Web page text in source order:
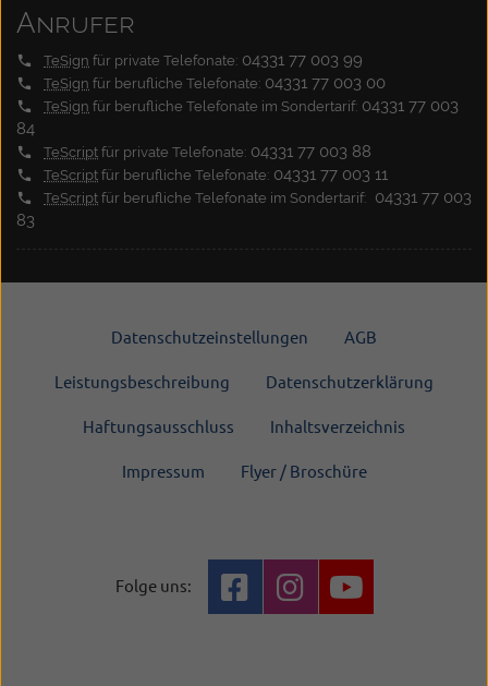
Anrufer
TeSign für private Telefonate: 04331 77 003 99
TeSign für berufliche Telefonate: 04331 77 003 00
TeSign für berufliche Telefonate im Sondertarif: 04331 77 003
84
TeScript für private Telefonate: 04331 77 003 88
TeScript für berufliche Telefonate: 04331 77 003 11
TeScript für berufliche Telefonate im Sondertarif: 04331 77 003
83
Datenschutzeinstellungen AGB
Leistungsbeschreibung Datenschutzerklärung
Haftungsausschluss Inhaltsverzeichnis
Impressum Flyer / Broschüre
Folge uns: